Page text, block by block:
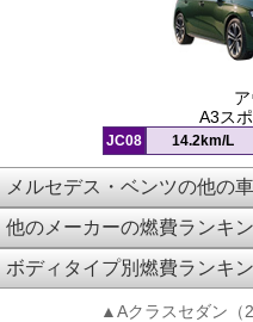
A3ス
JC08 14.2km/L
メルセデス・ベンツの他の
他のメーカーの燃費ランキ
ボディタイプ別燃費ランキ
▲Aクラスセダン（